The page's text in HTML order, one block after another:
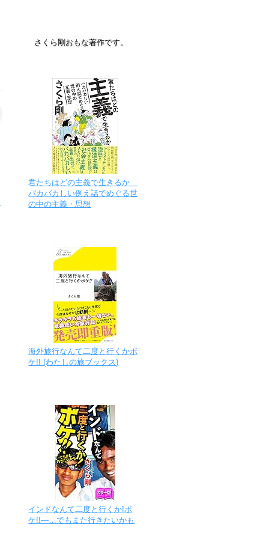
さくら剛おもな著作です。
君たちはどの主義で生きるか
バカバカしい例え話でめぐる世
の中の主義・思想
海外旅行なんて二度と行くかボ
ケ!! (わたしの旅ブックス)
インドなんて二度と行くか!ボ
ケ!!―…でもまた行きたいかも